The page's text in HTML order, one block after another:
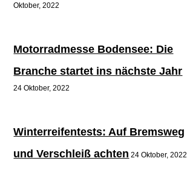
Oktober, 2022
Motorradmesse Bodensee: Die
Branche startet ins nächste Jahr
24 Oktober, 2022
Winterreifentests: Auf Bremsweg
und Verschleiß achten 24 Oktober, 2022